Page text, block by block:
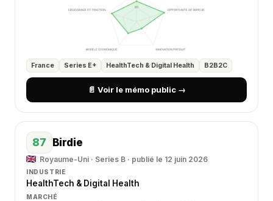
France Series E+ HealthTech & Digital Health B2B2C
📄 Voir le mémo public →
87 Birdie
Royaume-Uni · Series B · publié le 12 juin 2026
INDUSTRIE
HealthTech & Digital Health
MARCHÉ